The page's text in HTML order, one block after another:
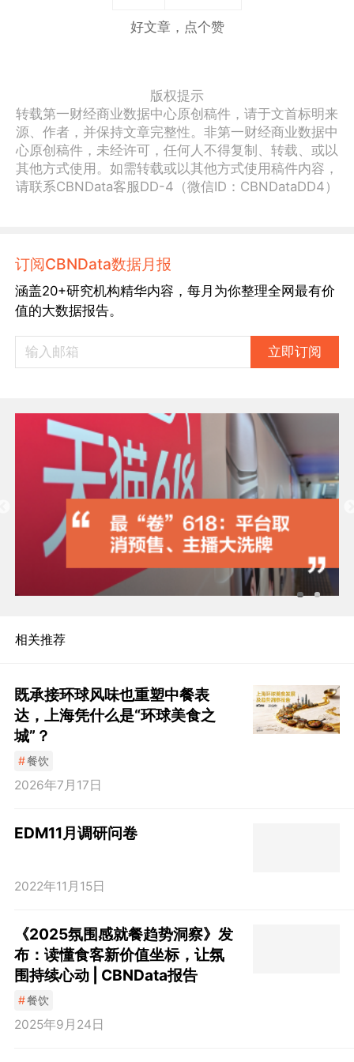
好文章，点个赞
版权提示
转载第一财经商业数据中心原创稿件，请于文首标明来
源、作者，并保持文章完整性。非第一财经商业数据中
心原创稿件，未经许可，任何人不得复制、转载、或以
其他方式使用。如需转载或以其他方式使用稿件内容，
请联系CBNData客服DD-4（微信ID：CBNDataDD4）
订阅CBNData数据月报
涵盖20+研究机构精华内容，每月为你整理全网最有价
值的大数据报告。
立即订阅
相关推荐
既承接环球风味也重塑中餐表
达，上海凭什么是“环球美食之
城”？
#餐饮
2026年7月17日
EDM11月调研问卷
2022年11月15日
《2025氛围感就餐趋势洞察》发
布：读懂食客新价值坐标，让氛
围持续心动 | CBNData报告
#餐饮
2025年9月24日